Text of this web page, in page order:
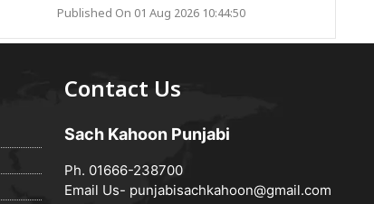
Published On 01 Aug 2026 10:44:50
Contact Us
Sach Kahoon Punjabi
Ph. 01666-238700
Email Us- punjabisachkahoon@gmail.com